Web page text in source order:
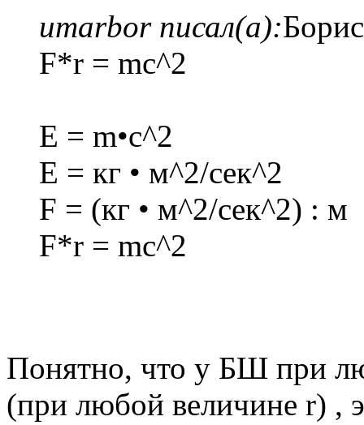
umarbor писал(а):
F*r = mc^2
E = m•c^2
E = кг • м^2/сек^2
F = (кг • м^2/сек^2) : м
F*r = mc^2
Понятно, что у БШ при
(при любой величине r) ,